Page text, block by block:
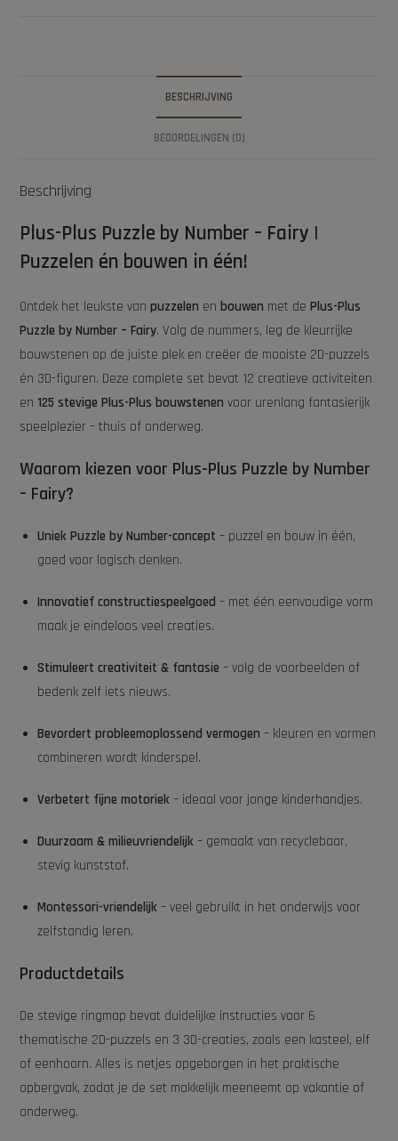
BESCHRIJVING
BEOORDELINGEN (0)
Beschrijving
Plus-Plus Puzzle by Number – Fairy |
Puzzelen én bouwen in één!
Ontdek het leukste vanpuzzelen enbouwen met dePlus-Plus
Puzzle by Number – Fairy. Volg de nummers, leg de kleurrijke
bouwstenen op de juiste plek en creëer de mooiste 2D-puzzels
én 3D-figuren. Deze complete set bevat 12 creatieve activiteiten
en125 stevige Plus-Plus bouwstenen voor urenlang fantasierijk
speelplezier – thuis of onderweg.
Waarom kiezen voor Plus-Plus Puzzle by Number
– Fairy?
Uniek Puzzle by Number-concept – puzzel en bouw in één,
goed voor logisch denken.
Innovatief constructiespeelgoed – met één eenvoudige vorm
maak je eindeloos veel creaties.
Stimuleert creativiteit & fantasie – volg de voorbeelden of
bedenk zelf iets nieuws.
Bevordert probleemoplossend vermogen – kleuren en vormen
combineren wordt kinderspel.
Verbetert fijne motoriek – ideaal voor jonge kinderhandjes.
Duurzaam & milieuvriendelijk – gemaakt van recyclebaar,
stevig kunststof.
Montessori-vriendelijk – veel gebruikt in het onderwijs voor
zelfstandig leren.
Productdetails
De stevige ringmap bevat duidelijke instructies voor 6
thematische 2D-puzzels en 3 3D-creaties, zoals een kasteel, elf
of eenhoorn. Alles is netjes opgeborgen in het praktische
opbergvak, zodat je de set makkelijk meeneemt op vakantie of
onderweg.